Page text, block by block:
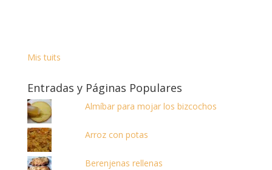
Mis tuits
Entradas y Páginas Populares
Almíbar para mojar los bizcochos
Arroz con potas
Berenjenas rellenas